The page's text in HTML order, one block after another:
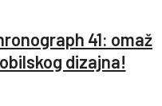
41: omaž
dizajna!